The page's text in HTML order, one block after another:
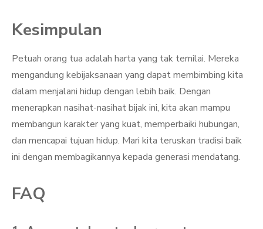
Kesimpulan
Petuah orang tua adalah harta yang tak ternilai. Mereka
mengandung kebijaksanaan yang dapat membimbing kita
dalam menjalani hidup dengan lebih baik. Dengan
menerapkan nasihat-nasihat bijak ini, kita akan mampu
membangun karakter yang kuat, memperbaiki hubungan,
dan mencapai tujuan hidup. Mari kita teruskan tradisi baik
ini dengan membagikannya kepada generasi mendatang.
FAQ